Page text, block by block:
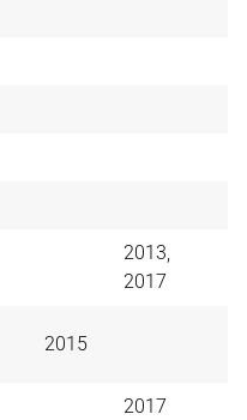
2013,
2017
2015
2017